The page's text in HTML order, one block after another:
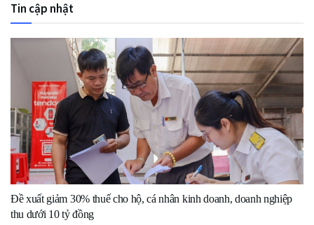
Tin cập nhật
Đề xuất giảm 30% thuế cho hộ, cá nhân kinh doanh, doanh nghiệp
thu dưới 10 tỷ đồng